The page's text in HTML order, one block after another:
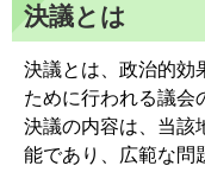
決議とは
決議とは、政治的効
ために行われる議会
決議の内容は、当該
能であり、広範な問